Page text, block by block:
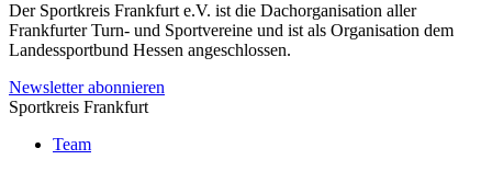
Der Sportkreis Frankfurt e.V. ist die Dachorganisation aller
Frankfurter Turn- und Sportvereine und ist als Organisation dem
Landessportbund Hessen angeschlossen.
Newsletter abonnieren
Sportkreis Frankfurt
Team